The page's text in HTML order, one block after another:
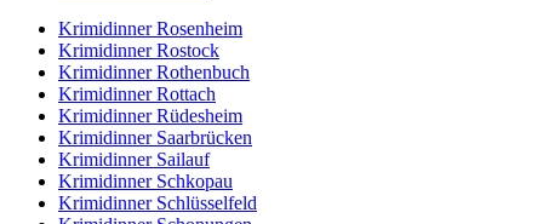
Krimidinner Rosenheim
Krimidinner Rostock
Krimidinner Rothenbuch
Krimidinner Rottach
Krimidinner Rüdesheim
Krimidinner Saarbrücken
Krimidinner Sailauf
Krimidinner Schkopau
Krimidinner Schlüsselfeld